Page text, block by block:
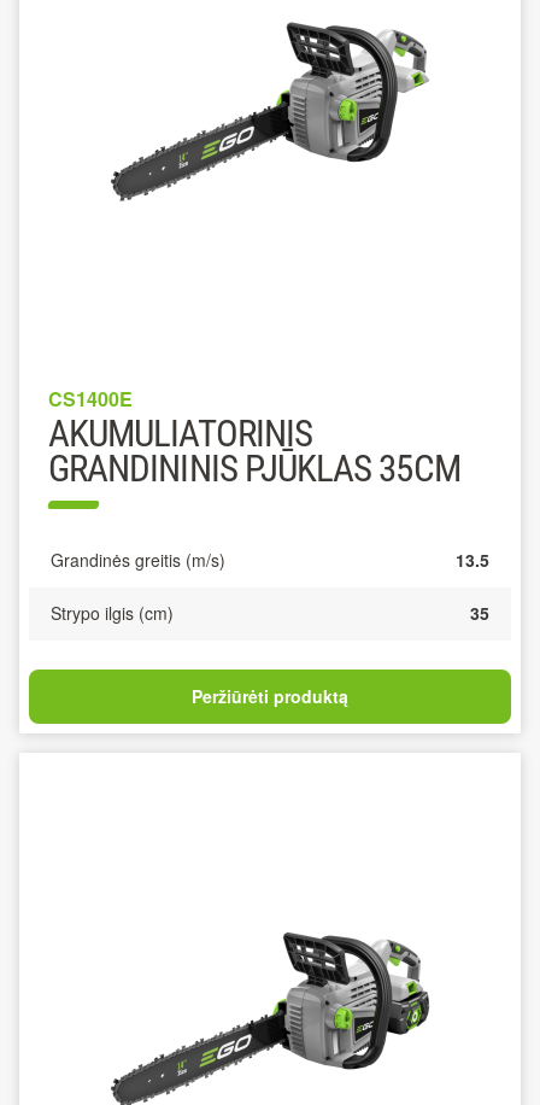
CS1400E
AKUMULIATORINIS
GRANDININIS PJŪKLAS 35CM
Grandinės greitis (m/s) 13.5
Strypo ilgis (cm) 35
Peržiūrėti produktą